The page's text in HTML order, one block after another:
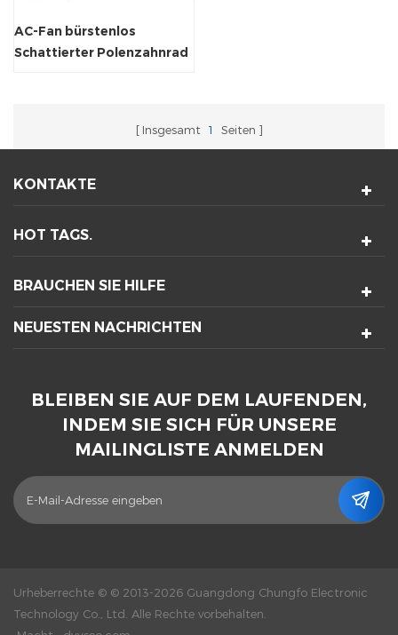
AC-Fan bürstenlos
Schattierter Polenzahnrad
Insgesamt 1 Seiten
KONTAKTE
HOT TAGS.
BRAUCHEN SIE HILFE
NEUESTEN NACHRICHTEN
BLEIBEN SIE AUF DEM LAUFENDEN,
INDEM SIE SICH FÜR UNSERE
MAILINGLISTE ANMELDEN
Urheberrechte © © 2013-2026 Guangdong Chungfo Electronic
Technology Co., Ltd. Alle Rechte vorbehalten.